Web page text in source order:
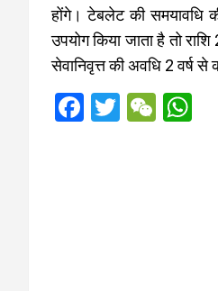
होंगे। टेबलेट की समयावधि
उपयोग किया जाता है तो
सेवानिवृत्त की अवधि 2 वर्ष
F
T
W